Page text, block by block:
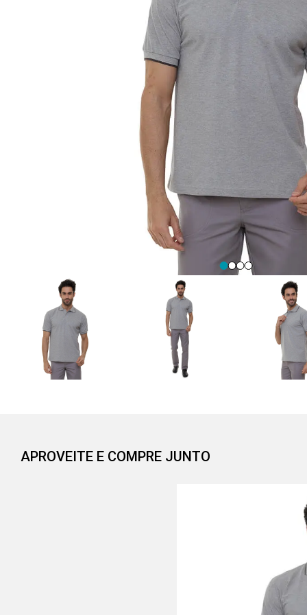
APROVEITE E COMPRE JUNTO